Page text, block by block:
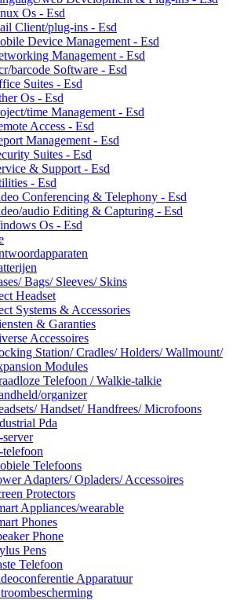
Os - Esd
Client/plug-ins - Esd
Device Management - Esd
Management - Esd
barcode Software - Esd
Suites - Esd
Os - Esd
time Management - Esd
Access - Esd
Management - Esd
Suites - Esd
& Support - Esd
- Esd
Conferencing & Telephony - Esd
audio Editing & Capturing - Esd
Os - Esd
Bags/ Sleeves/ Skins
Headset
Systems & Accessories
& Garanties
Accessoires
Station/ Cradles/ Holders/ Wallmount/
Modules
Telefoon / Walkie-talkie
organizer
Handset/ Handfrees/ Microfoons
Pda
Telefoons
Adapters/ Opladers/ Accessoires
Protectors
Appliances/wearable
Phones
Phone
Pens
Telefoon
Apparatuur